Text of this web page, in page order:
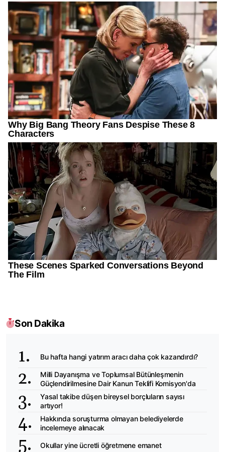
Son Dakika
Bu hafta hangi yatırım aracı daha çok kazandırdı?
Milli Dayanışma ve Toplumsal Bütünleşmenin
Güçlendirilmesine Dair Kanun Teklifi Komisyon'da
Yasal takibe düşen bireysel borçluların sayısı
artıyor!
Hakkında soruşturma olmayan belediyelerde
incelemeye alınacak
Okullar yine ücretli öğretmene emanet